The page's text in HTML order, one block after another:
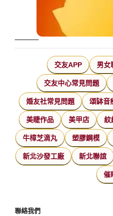
交友APP 男女
交友中心常見問題
婚友社常見問題 頌缽音
美睫作品 美甲店 紋
牛樟芝滴丸 塑膠鋼模
新北沙發工廠 新北聯誼
催
聯絡我們